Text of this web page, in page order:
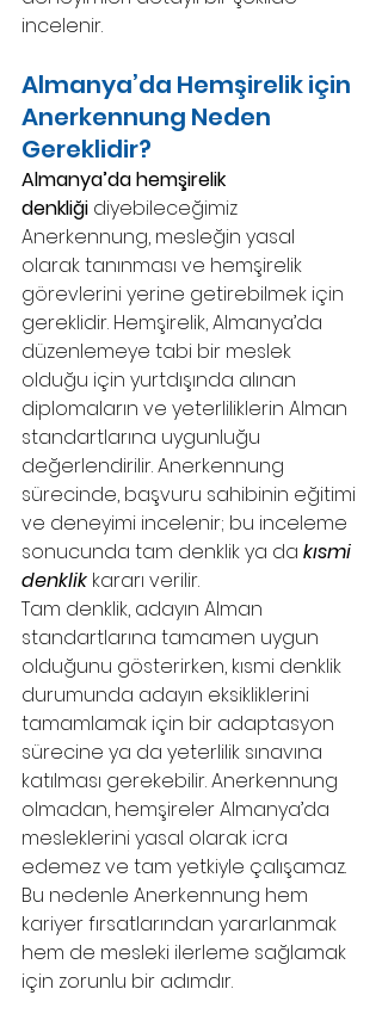
incelenir.
Almanya’da Hemşirelik için
Anerkennung Neden
Gereklidir?
Almanya’da hemşirelik
denkliği diyebileceğimiz
Anerkennung, mesleğin yasal
olarak tanınması ve hemşirelik
görevlerini yerine getirebilmek için
gereklidir. Hemşirelik, Almanya’da
düzenlemeye tabi bir meslek
olduğu için yurtdışında alınan
diplomaların ve yeterliliklerin Alman
standartlarına uygunluğu
değerlendirilir. Anerkennung
sürecinde, başvuru sahibinin eğitimi
ve deneyimi incelenir; bu inceleme
sonucunda tam denklik ya da kısmi
denklik kararı verilir.
Tam denklik, adayın Alman
standartlarına tamamen uygun
olduğunu gösterirken, kısmi denklik
durumunda adayın eksikliklerini
tamamlamak için bir adaptasyon
sürecine ya da yeterlilik sınavına
katılması gerekebilir. Anerkennung
olmadan, hemşireler Almanya’da
mesleklerini yasal olarak icra
edemez ve tam yetkiyle çalışamaz.
Bu nedenle Anerkennung hem
kariyer fırsatlarından yararlanmak
hem de mesleki ilerleme sağlamak
için zorunlu bir adımdır.